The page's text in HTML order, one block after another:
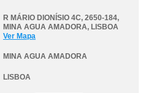
R MÁRIO DIONÍSIO 4C, 2650-184,
MINA AGUA AMADORA, LISBOA
Ver Mapa
MINA AGUA AMADORA
LISBOA